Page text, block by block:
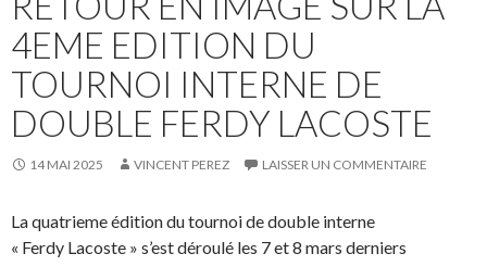
4EME EDITION DU
TOURNOI INTERNE DE
DOUBLE FERDY LACOSTE
14 MAI 2025 VINCENT PEREZ LAISSER UN COMMENTAIRE
La quatrieme édition du tournoi de double interne
« Ferdy Lacoste » s’est déroulé les 7 et 8 mars derniers